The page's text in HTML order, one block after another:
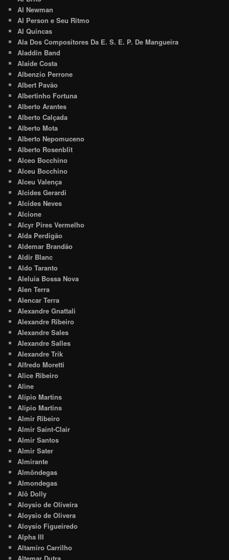
Al Newman
Al Person e Seu Ritmo
Al Quincas
Ala Dos Compositores Da E. S. E. P. De Mangueira
Aladdin Band
Alaide Costa
Albenzio Perrone
Albert Pavão
Albertinho Fortuna
Alberto Arantes
Alberto Calçada
Alberto Mota
Alberto Nepomuceno
Alberto Rosenblit
Alceo Bocchino
Alceu Bocchino
Alceu Valença
Alcides Gerardi
Alcides Neves
Alcione
Alcyr Pires Vermelho
Alda Perdigão
Aldemar Brandão
Aldir Blanc
Aldo Taranto
Aleluia Bossa Nova
Alen Terra
Alencar Terra
Alexandre Gnattali
Alexandre Ribeiro
Alexandre Sales
Alexandre Salles
Alexandre Trik
Alfredo Moretti
Alice Ribeiro
Aline
Alípio Martins
Alipio Martins
Almir Ribeiro
Almir Saint-Clair
Almir Santos
Almir Sater
Almirante
Almôndegas
Almondegas
Alô Dolly
Aloysio de Oliveira
Aloysio de Olivera
Aloysio Figueiredo
Alpha III
Altamiro Carrilho
Altemar Dutra